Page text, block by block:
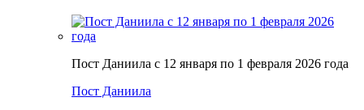
Пост Даниила с 12 января по 1 февраля 2026 года
Пост Даниила